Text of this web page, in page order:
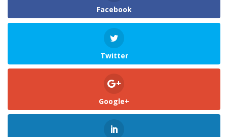
Facebook
Twitter
Google+